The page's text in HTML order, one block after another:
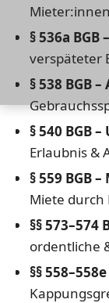
§ 536a BGB
verspäteter
§ 538 BGB
§ 540 BGB
Erlaubnis &
§ 559 BGB
Miete
§§ 573–574
ordentliche
§§